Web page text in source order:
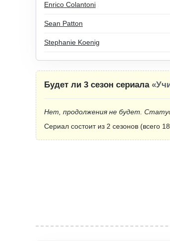
Enrico Colantoni
Sean Patton
Stephanie Koenig
Будет ли 3 сезон сериала
Нет, продолжения не будет.
Сериал состоит из 2 сезонов (всего